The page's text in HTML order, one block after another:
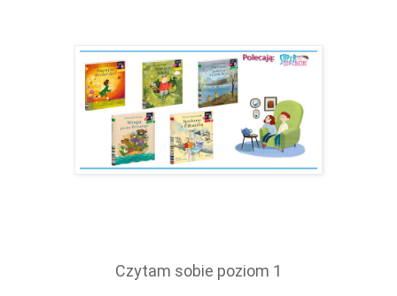
Czytam sobie poziom 1